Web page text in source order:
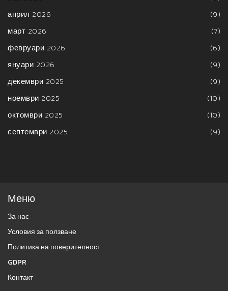
април 2026
(9)
март 2026
(7)
февруари 2026
(6)
януари 2026
(9)
декември 2025
(9)
ноември 2025
(10)
октомври 2025
(10)
септември 2025
(9)
Меню
За нас
Условия за ползване
Политика на поверителност
GDPR
Контакт